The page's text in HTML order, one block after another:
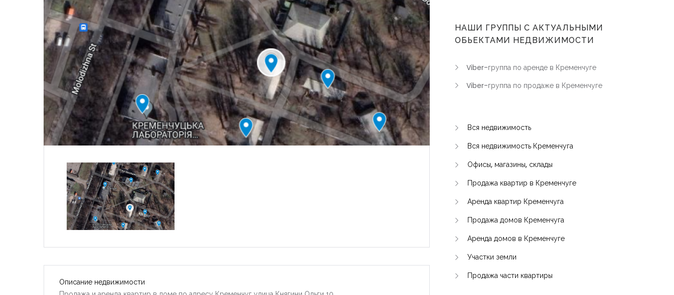
Описание недвижимости
НАШИ ГРУППЫ С АКТУАЛЬНЫМИ
ОБЬЕКТАМИ НЕДВИЖИМОСТИ
Viber-группа по аренде в Кременчуге
Viber-группа по продаже в Кременчуге
Вся недвижимость
Вся недвижимость Кременчуга
Офисы, магазины, склады
Продажа квартир в Кременчуге
Аренда квартир Кременчуга
Продажа домов Кременчуга
Аренда домов в Кременчуге
Участки земли
Продажа части квартиры